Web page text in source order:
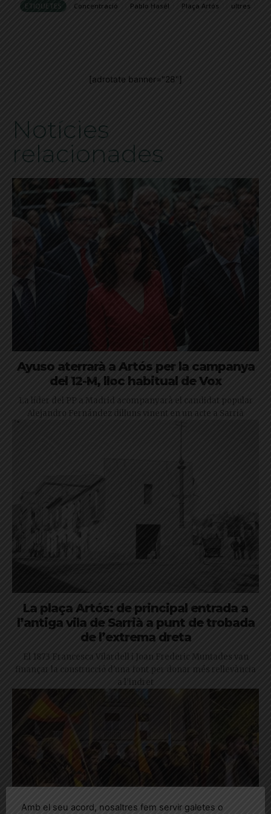
ETIQUETES Concentració Pablo Hasél Plaça Artós ultres
[adrotate banner="28"]
Notícies
relacionades
Ayuso aterrarà a Artós per la campanya
del 12-M, lloc habitual de Vox
La líder del PP a Madrid acompanyarà el candidat popular
Alejandro Fernández dilluns vinent en un acte a Sarrià
La plaça Artós: de principal entrada a
l’antiga vila de Sarrià a punt de trobada
de l’extrema dreta
El 1873 Francesca Vilardell i Joan Frederic Muntades van
finançar la construcció d'una font per donar més rellevància
a l'indret
Amb el seu acord, nosaltres fem servir galetes o